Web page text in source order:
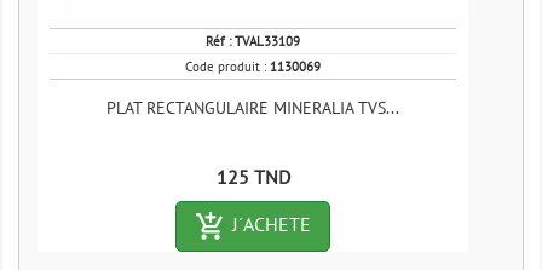
Réf :TVAL33109
Code produit : 1130069
PLAT RECTANGULAIRE MINERALIA TVS...
Prix
125 TND
add_shopping_cart-outlined
J´ACHETE